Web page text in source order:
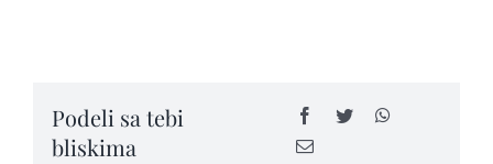
OGK27
quantity
Podeli sa tebi
bliskima